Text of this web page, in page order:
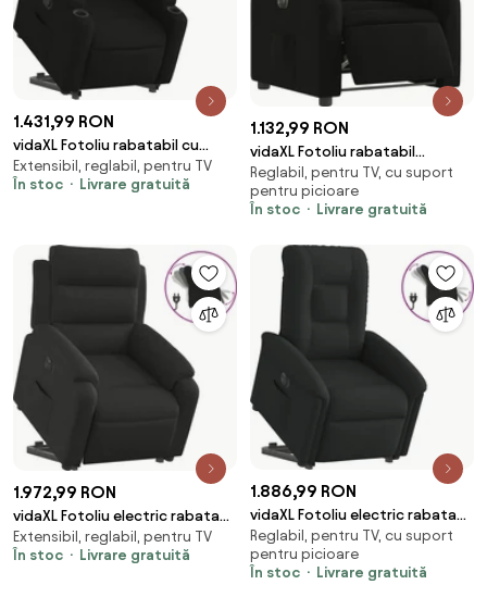
1.431,99 RON
vidaXL Fotoliu rabatabil cu
ridicare pe verticală, negru,
textil
Extensibil, reglabil, pentru TV
În stoc
Livrare gratuită
1.132,99 RON
vidaXL Fotoliu rabatabil
electric, negru, material textil
Reglabil, pentru TV, cu suport
pentru picioare
În stoc
Livrare gratuită
1.972,99 RON
vidaXL Fotoliu electric rabatabil
cu ridicare, negru, textil
Extensibil, reglabil, pentru TV
În stoc
Livrare gratuită
1.886,99 RON
vidaXL Fotoliu electric rabatabil
cu ridicare, negru, textil
Reglabil, pentru TV, cu suport
pentru picioare
În stoc
Livrare gratuită